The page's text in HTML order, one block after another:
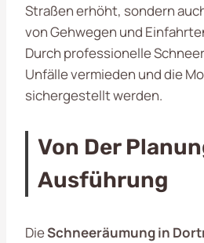
Straßen erhöht, sondern
von Gehwegen und
Durch professionelle
Unfälle vermieden und die
sichergestellt werden.
Von Der
Ausführung
DieSchneeräumung in